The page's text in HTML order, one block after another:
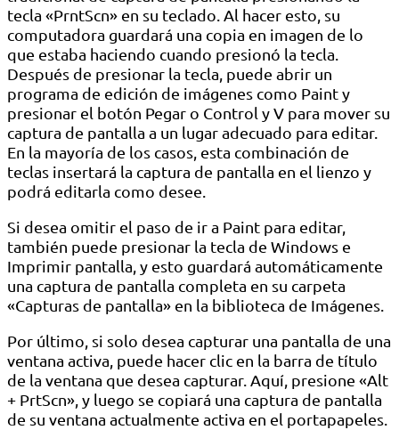
tecla «PrntScn» en su teclado. Al hacer esto, su
computadora guardará una copia en imagen de lo
que estaba haciendo cuando presionó la tecla.
Después de presionar la tecla, puede abrir un
programa de edición de imágenes como Paint y
presionar el botón Pegar o Control y V para mover su
captura de pantalla a un lugar adecuado para editar.
En la mayoría de los casos, esta combinación de
teclas insertará la captura de pantalla en el lienzo y
podrá editarla como desee.
Si desea omitir el paso de ir a Paint para editar,
también puede presionar la tecla de Windows e
Imprimir pantalla, y esto guardará automáticamente
una captura de pantalla completa en su carpeta
«Capturas de pantalla» en la biblioteca de Imágenes.
Por último, si solo desea capturar una pantalla de una
ventana activa, puede hacer clic en la barra de título
de la ventana que desea capturar. Aquí, presione «Alt
+ PrtScn», y luego se copiará una captura de pantalla
de su ventana actualmente activa en el portapapeles.